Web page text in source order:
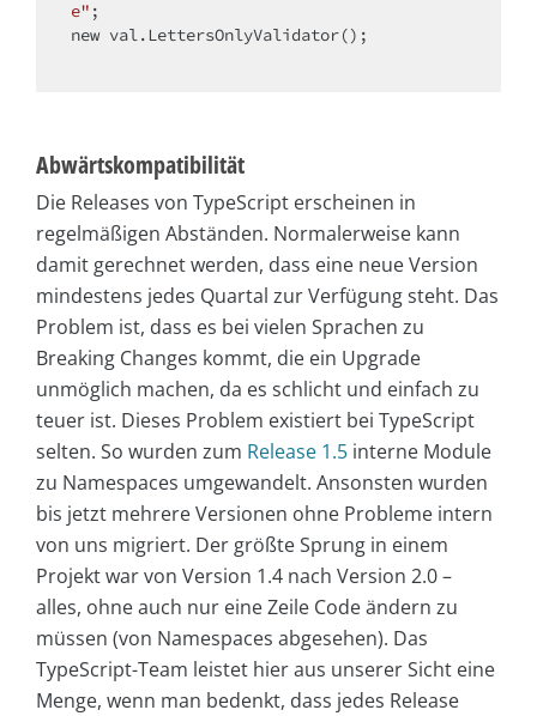
e"
new val.LettersOnlyValidator();
Abwärtskompatibilität
Die Releases von TypeScript erscheinen in
regelmäßigen Abständen. Normalerweise kann
damit gerechnet werden, dass eine neue Version
mindestens jedes Quartal zur Verfügung steht. Das
Problem ist, dass es bei vielen Sprachen zu
Breaking Changes kommt, die ein Upgrade
unmöglich machen, da es schlicht und einfach zu
teuer ist. Dieses Problem existiert bei TypeScript
selten. So wurden zum Release 1.5 interne Module
zu Namespaces umgewandelt. Ansonsten wurden
bis jetzt mehrere Versionen ohne Probleme intern
von uns migriert. Der größte Sprung in einem
Projekt war von Version 1.4 nach Version 2.0 –
alles, ohne auch nur eine Zeile Code ändern zu
müssen (von Namespaces abgesehen). Das
TypeScript-Team leistet hier aus unserer Sicht eine
Menge, wenn man bedenkt, dass jedes Release